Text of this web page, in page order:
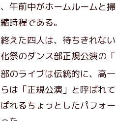
午前中がホームルームと
時程である。
えた四人は、待ちきれな
祭のダンス部正規公演の
のライブは伝統的に、高
は「正規公演」と呼ばれ
れるちょっとしたパフォ